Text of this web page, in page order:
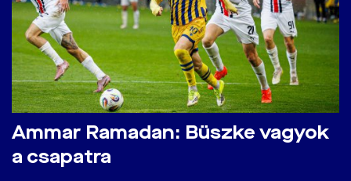
Ammar Ramadan: Büszke vagyok
a csapatra